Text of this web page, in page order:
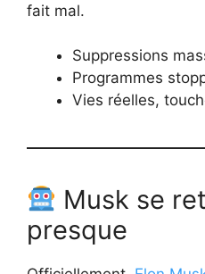
fait mal.
Suppressions
Programmes
Vies réelles,
Musk se
presque